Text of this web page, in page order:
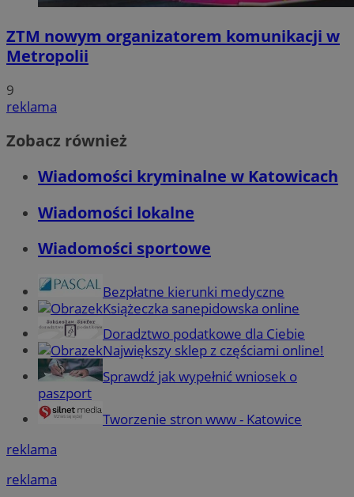
ZTM nowym organizatorem komunikacji w
Metropolii
9
reklama
Zobacz również
Wiadomości kryminalne w Katowicach
Wiadomości lokalne
Wiadomości sportowe
Bezpłatne kierunki medyczne
Książeczka sanepidowska online
Doradztwo podatkowe dla Ciebie
Największy sklep z częściami online!
Sprawdź jak wypełnić wniosek o
paszport
Tworzenie stron www - Katowice
reklama
reklama